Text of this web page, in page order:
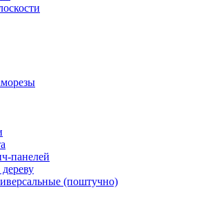
панелей
(поштучно)